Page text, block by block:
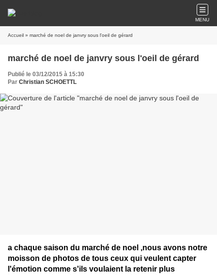
MENU
Accueil » marché de noel de janvry sous l'oeil de gérard
marché de noel de janvry sous l'oeil de gérard
Publié le 03/12/2015 à 15:30
Par Christian SCHOETTL
a chaque saison du marché de noel ,nous avons notre
moisson de photos de tous ceux qui veulent capter
l'émotion comme s'ils voulaient la retenir plus